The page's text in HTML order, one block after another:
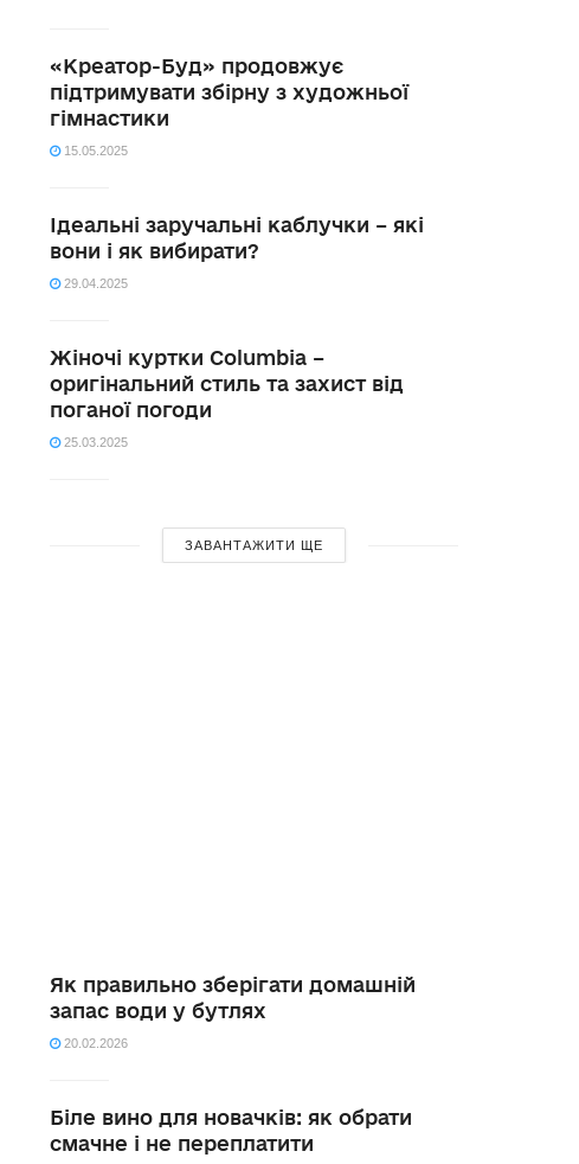
«Креатор-Буд» продовжує
підтримувати збірну з художньої
гімнастики
15.05.2025
Ідеальні заручальні каблучки – які
вони і як вибирати?
29.04.2025
Жіночі куртки Columbia –
оригінальний стиль та захист від
поганої погоди
25.03.2025
ЗАВАНТАЖИТИ ЩЕ
Як правильно зберігати домашній
запас води у бутлях
20.02.2026
Біле вино для новачків: як обрати
смачне і не переплатити